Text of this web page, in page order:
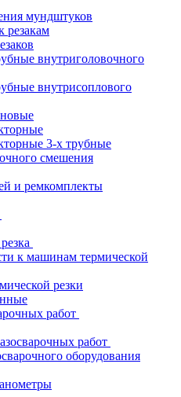
мундштуков
резакам
внутриголовочного
внутрисоплового
3-х трубные
смешения
и ремкомплекты
к машинам термической
резки
работ
работ
оборудования